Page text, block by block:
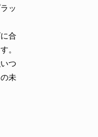
ッ
合
。
つ
未